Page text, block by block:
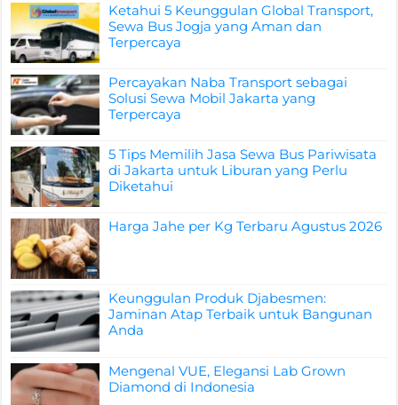
Ketahui 5 Keunggulan Global Transport,
Sewa Bus Jogja yang Aman dan
Terpercaya
Percayakan Naba Transport sebagai
Solusi Sewa Mobil Jakarta yang
Terpercaya
5 Tips Memilih Jasa Sewa Bus Pariwisata
di Jakarta untuk Liburan yang Perlu
Diketahui
Harga Jahe per Kg Terbaru Agustus 2026
Keunggulan Produk Djabesmen:
Jaminan Atap Terbaik untuk Bangunan
Anda
Mengenal VUE, Elegansi Lab Grown
Diamond di Indonesia